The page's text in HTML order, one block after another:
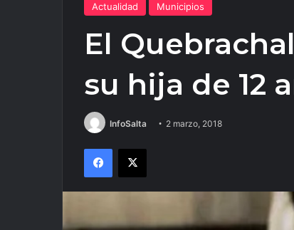
Actualidad Municipios
El
su hija de 12
InfoSalta 2 marzo, 2018
Facebook
X